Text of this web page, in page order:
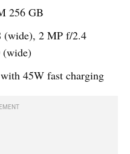
256 GB
(wide), 2 MP f/2.4
(wide)
45W fast charging